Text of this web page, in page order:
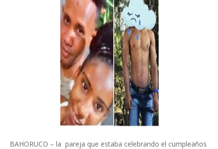
BAHORUCO – la pareja que estaba celebrando el cumpleaños